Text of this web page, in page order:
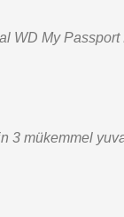
WD My
mükemmel